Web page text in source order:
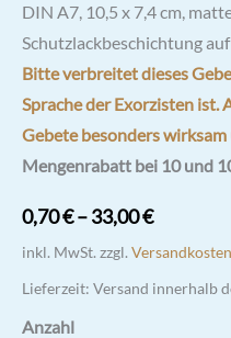
DIN A7, 10,5 x 7,4 cm,
Schutzlackbeschichtung auf
Bitte verbreitet dieses
Sprache der Exorzisten ist.
Gebete besonders
Mengenrabatt bei 10 und
0,70€–33,00€
inkl. MwSt.zzgl.Versandkosten
Lieferzeit: Versand innerhalb
Anzahl